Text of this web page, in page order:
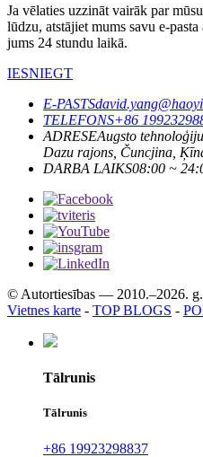
Ja vēlaties uzzināt vairāk par
lūdzu, atstājiet mums savu e-
jums 24 stundu laikā.
IESNIEGT
E-PASTS
TELEFONS+86
ADRESEAugsto
Dazu rajons, Čuncjina,
DARBA LAIKS08:00 ~
© Autortiesības — 2010.–2026.
Vietnes karte - TOP BLOGS -
Tālrunis
Tālrunis
+86 19923298837